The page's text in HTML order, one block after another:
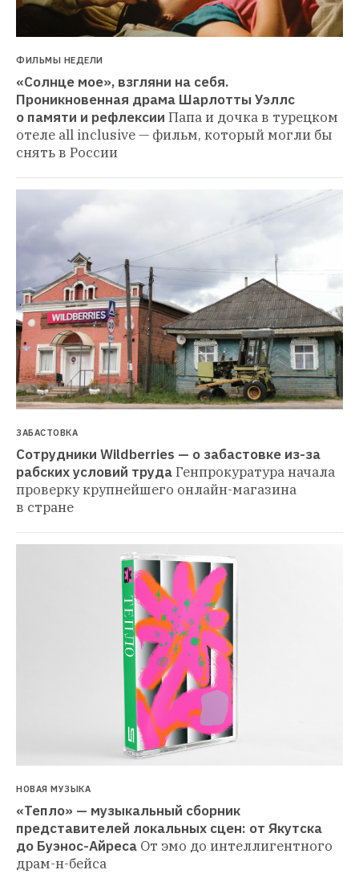
ФИЛЬМЫ НЕДЕЛИ
«Солнце мое», взгляни на себя.
Проникновенная драма Шарлотты Уэллс
о памяти и рефлексии Папа и дочка в турецком
отеле all inclusive — фильм, который могли бы
снять в России
ЗАБАСТОВКА
Сотрудники Wildberries — о забастовке из-за
рабских условий трудаГенпрокуратура начала
проверку крупнейшего онлайн-магазина
в стране
НОВАЯ МУЗЫКА
«Тепло» — музыкальный сборник
представителей локальных сцен: от Якутска
до Буэнос-Айреса От эмо до интеллигентного
драм-н-бейса